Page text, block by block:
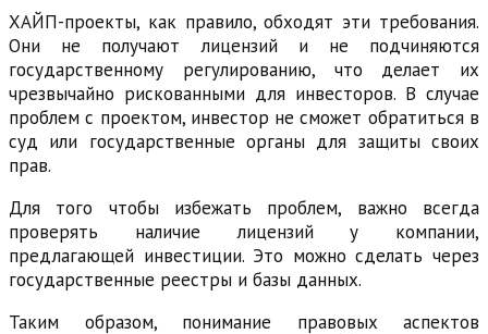
ХАЙП-проекты, как правило, обходят эти требования.
Они не получают лицензий и не подчиняются
государственному регулированию, что делает их
чрезвычайно рискованными для инвесторов. В случае
проблем с проектом, инвестор не сможет обратиться в
суд или государственные органы для защиты своих
прав.
Для того чтобы избежать проблем, важно всегда
проверять наличие лицензий у компании,
предлагающей инвестиции. Это можно сделать через
государственные реестры и базы данных.
Таким образом, понимание правовых аспектов